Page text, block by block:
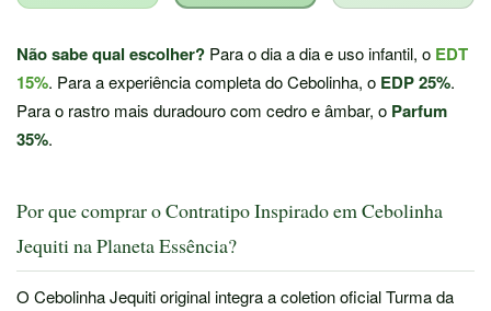
Não sabe qual escolher? Para o dia a dia e uso infantil, o EDT
15%. Para a experiência completa do Cebolinha, o EDP 25%.
Para o rastro mais duradouro com cedro e âmbar, o Parfum
35%.
Por que comprar o Contratipo Inspirado em Cebolinha
Jequiti na Planeta Essência?
O Cebolinha Jequiti original integra a coletion oficial Turma da